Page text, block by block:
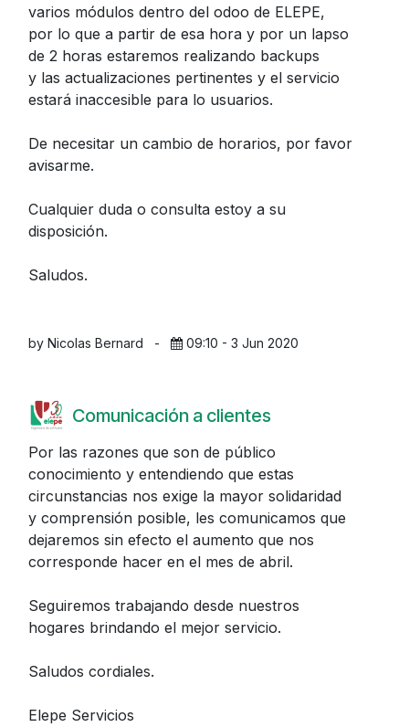
varios módulos dentro del odoo de ELEPE,
por lo que a partir de esa hora y por un lapso
de 2 horas estaremos realizando backups
y las actualizaciones pertinentes y el servicio
estará inaccesible para lo usuarios.
De necesitar un cambio de horarios, por favor
avisarme.
Cualquier duda o consulta estoy a su
disposición.
Saludos.
by Nicolas Bernard - 09:10 - 3 Jun 2020
Comunicación a clientes
Por las razones que son de público
conocimiento y entendiendo que estas
circunstancias nos exige la mayor solidaridad
y comprensión posible, les comunicamos que
dejaremos sin efecto el aumento que nos
corresponde hacer en el mes de abril.
Seguiremos trabajando desde nuestros
hogares brindando el mejor servicio.
Saludos cordiales.
Elepe Servicios